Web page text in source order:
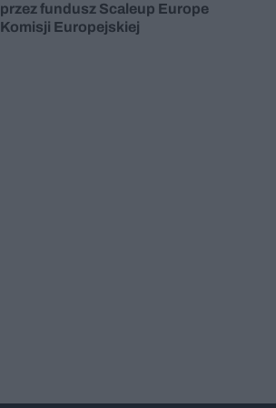
przez fundusz Scaleup Europe
Komisji Europejskiej